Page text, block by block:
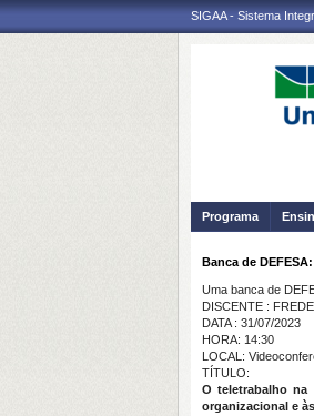
SIGAA - Sistema
Programa
Banca de
Uma banca de
DISCENTE :
DATA : 31/07/2023
HORA: 14:30
LOCAL:
TÍTULO:
O teletrabalho na
organizacional e